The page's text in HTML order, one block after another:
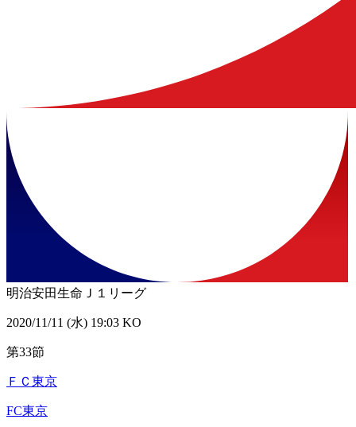
明治安田生命Ｊ１リーグ
2020/11/11 (水) 19:03 KO
第33節
ＦＣ東京
FC東京